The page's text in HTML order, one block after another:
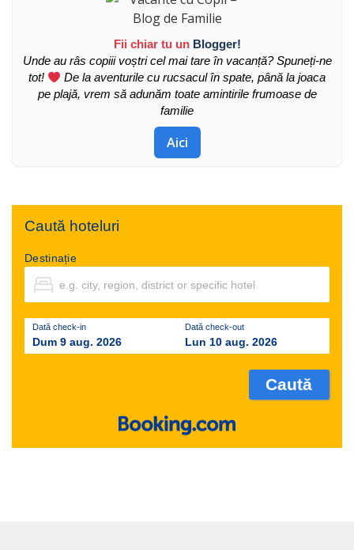
Fii chiar tu un Blogger!
Unde au râs copiii voștri cel mai tare în vacanță? Spuneți-ne
tot!
De la aventurile cu rucsacul în spate, până la joaca
pe plajă, vrem să adunăm toate amintirile frumoase de
familie
Aici
Caută hoteluri
Destinație
Dată check-in
Dum 9 aug. 2026
Dată check-out
Lun 10 aug. 2026